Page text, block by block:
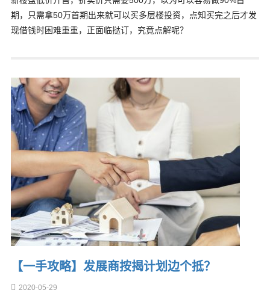
期，只需拿50万首期出来就可以买多层楼投资，点知买完之后才发
现借钱时困难重重，正面临挞订，究竟点解呢？
【一手攻略】发展商按揭计划边个抵？
2020-05-29